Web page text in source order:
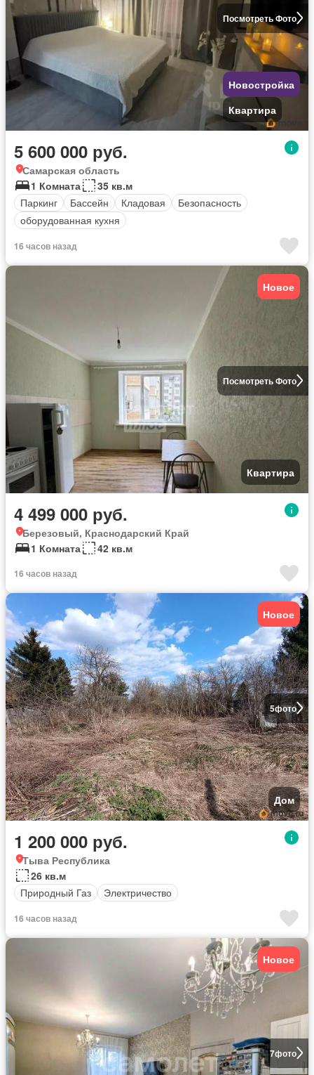
Посмотреть Фото
Новостройка
Квартира
5 600 000 руб.
Самарская область
1 Комната
35 кв.м
Паркинг
Бассейн Кладовая
Безопасность
оборудованная кухня
16 часов назад
Посмотреть Фото
Новое
Квартира
4 499 000 руб.
Березовый, Краснодарский Край
1 Комната
42 кв.м
16 часов назад
5фото
Новое
Дом
1 200 000 руб.
Тыва Республика
26 кв.м
Природный Газ
Электричество
16 часов назад
7фото
Новое